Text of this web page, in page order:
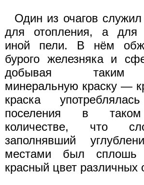
Один из очагов
для отопления, а для
иной пели. В нём
бурого железняка и
добывая таким
минеральную краску —
краска
поселения в
количестве, что
заполнявший
местами был сплошь
красный цвет различных